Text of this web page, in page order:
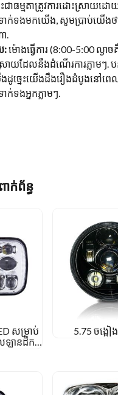
ាធម្មតាត្រូវការដោះស្រាយដោយប
ទាក់ទងមកយើង, សូមប្រាប់យើងថ
.
:ម៉ោងធ្វើការ (8:00-5:00 ល្ង
ាយដែលនឹងដំណើរការភ្លាមៗ. ប
ដូច្នេះយើងដឹងរឿងដំបូងនៅពេ
ទងអ្នកភ្លាមៗ.
ក់ព័ន្ធ
សម្រាប់
ឡានដឹក
5.75 ចង្ក